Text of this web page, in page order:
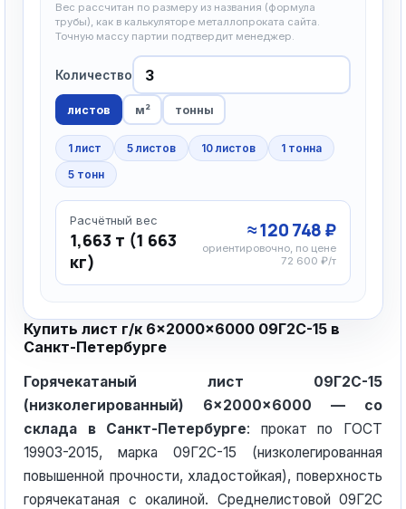
Вес рассчитан по размеру из названия (формула
трубы), как в калькуляторе металлопроката сайта.
Точную массу партии подтвердит менеджер.
Количество
листов м² тонны
1 лист 5 листов 10 листов
1 тонна
5 тонн
Расчётный вес
1,663 т (1 663
кг)
≈ 120 748 ₽
ориентировочно, по цене
72 600 ₽/т
Купить лист г/к 6×2000×6000 09Г2С-15 в
Санкт-Петербурге
Горячекатаный лист 09Г2С-15
(низколегированный) 6×2000×6000 — со
склада в Санкт-Петербурге: прокат по ГОСТ
19903-2015, марка 09Г2С-15 (низколегированная
повышенной прочности, хладостойкая), поверхность
горячекатаная с окалиной. Среднелистовой 09Г2С